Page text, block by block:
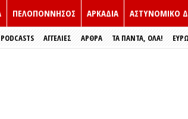
ΠΕΛΟΠΟΝΝΗΣΟΣ ΑΡΚΑΔΙΑ ΑΣΤΥΝΟΜΙΚΟ
PODCASTS ΑΓΓΕΛΙΕΣ ΑΡΘΡΑ ΤΑ ΠΑΝΤΑ, ΟΛΑ!